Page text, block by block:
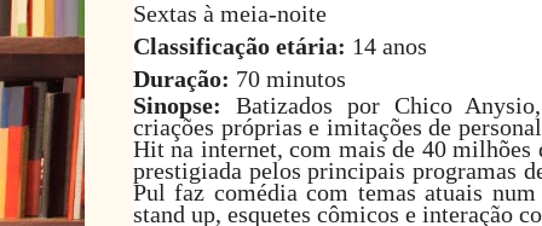
Sextas à meia-noite
Classificação etária: 14 anos
Duração: 70 minutos
Sinopse: Batizados por Chico
criações próprias e imitações de
Hit na internet, com mais de 40 milhões
prestigiada pelos principais programas
Pul faz comédia com temas atuais
stand up, esquetes cômicos e interação